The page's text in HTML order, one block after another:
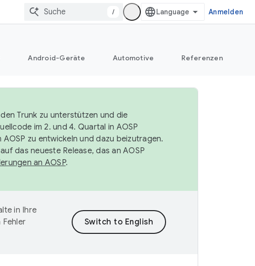
/ Anmelden
Android-Geräte Automotive Referenzen
Trunk zu unterstützen und die
im 2. und 4. Quartal in AOSP
AOSP zu entwickeln und dazu beizutragen.
das neueste Release, das an AOSP
an AOSP.
in Ihre